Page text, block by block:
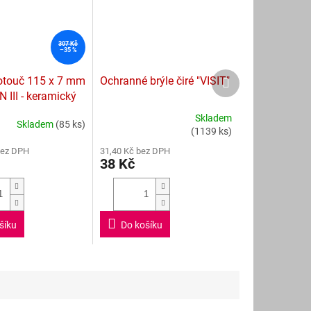
307 Kč
–35 %
115 x 7 mm
III - keramický
Skladem (85 ks)
DPH
Ochranné brýle čiré "VISIT"
produktu
je
hvězdiček.
Skladem
(1139 ks)
31,40 Kč bez DPH
38 Kč
Do košíku
Další
produkt